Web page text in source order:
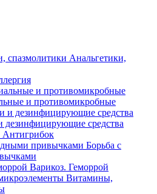
Анальгетики,
и противомикробные
дезинфицирующие средства
Антигрибок
Борьба с
Варикоз. Геморрой
Витамины,